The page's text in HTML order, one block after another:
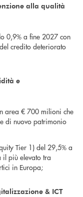
alla qualità
0,9% a fine 2027 con
credito deteriorato
e
area € 700 milioni che
di nuovo patrimonio
Tier 1) del 29,5% a
il più elevato tra
in Europa;
& ICT